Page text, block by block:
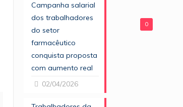
0
Campanha salarial
dos trabalhadores
do setor
farmacêutico
conquista proposta
com aumento real
02/04/2026